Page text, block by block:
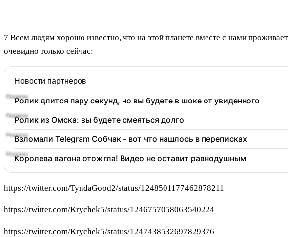
7 Всем людям хорошо известно, что на этой планете вместе с нами
очевидно только сейчас:
Новости партнеров
Ролик длится пару секунд, но вы будете в шоке от увиденного
Ролик из Омска: вы будете смеяться долго
Взломали Telegram Собчак - вот что нашлось в переписках
Королева вагона отожгла! Видео не оставит равнодушным
https://twitter.com/TyndaGood2/status/1248501177462878211
https://twitter.com/Krychek5/status/1246757058063540224
https://twitter.com/Krychek5/status/1247438532697829376